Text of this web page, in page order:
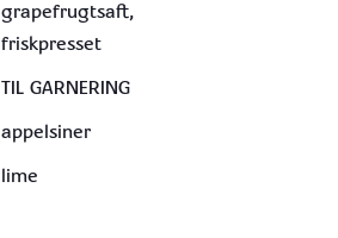
grapefrugtsaft,
friskpresset
TIL GARNERING
appelsiner
lime